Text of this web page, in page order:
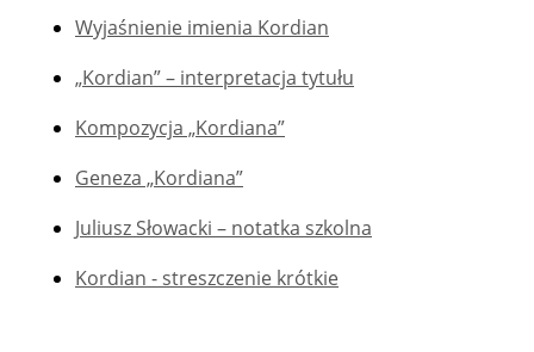
Wyjaśnienie imienia Kordian
„Kordian” – interpretacja tytułu
Kompozycja „Kordiana”
Geneza „Kordiana”
Juliusz Słowacki – notatka szkolna
Kordian - streszczenie krótkie